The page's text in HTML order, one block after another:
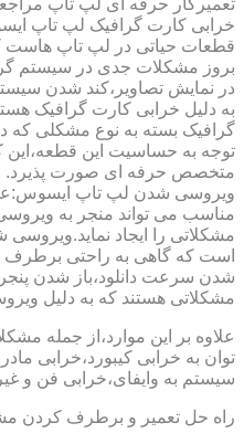
خرابی کارت گرافیک لپ تاپ
قطعات حیاتی در لپ تاپ هاست
بروز مشکلات جدی در سیستم
در نمایش تصاویر،کند شدن
به دلیل خرابی کارت گرافیک
گرافیک بسته به نوع مشکلی که
توجه به حساسیت این قطعه،این
متخصص حرفه ای صورت پذیرد.
ویروسی شدن لپ تاپ
مناسب می تواند منجر به
مشکلاتی را ایجاد
است که گاهی به راحتی
شدن سرعت دانلود،باز شدن
مشکلاتی هستند که به دلیل
علاوه بر این موارد،از جمله
توان به خرابی کیبورد،خرابی
سیستم به وایفای،خرابی فن و
راه حل تعمیر و برطرف کردن